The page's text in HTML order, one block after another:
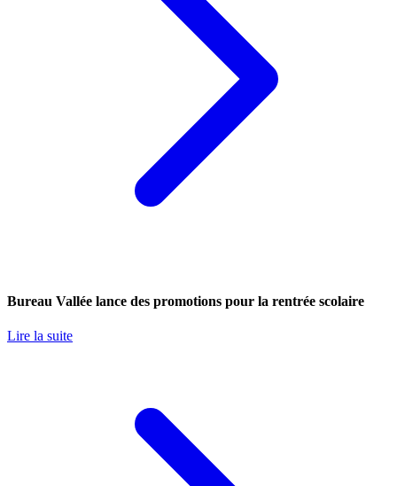
Bureau Vallée lance des promotions pour la rentrée scolaire
Lire la suite